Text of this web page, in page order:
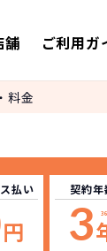
舗 ご利用ガ
料金
払い
円
契約年
3 36